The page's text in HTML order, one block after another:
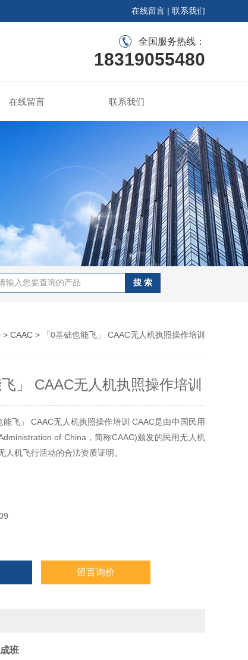
在线留言 | 联系我们
全国服务热线：
18319055480
在线留言 联系我们
> CAAC > 「0基础也能飞」 CAAC无人机执照操作培训
飞」 CAAC无人机执照操作培训
飞」 CAAC无人机执照操作培训 CAAC是由中国民用
of China，简称CAAC)颁发的民用无人机
人机飞行活动的合法资质证明。
留言询价
班